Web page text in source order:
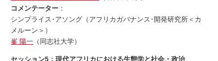
コメンテーター ：
シンプライス･アソング（アフリカガバナンス･開発研究所＜カ
メルーン＞）
峯 陽一 （同志社大学）
セッション5：現代アフリカにおける生態学と社会・政治